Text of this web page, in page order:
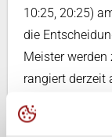
10:25, 20:25)
die
Meister werden
rangiert derzeit
von den
Gegner ist am